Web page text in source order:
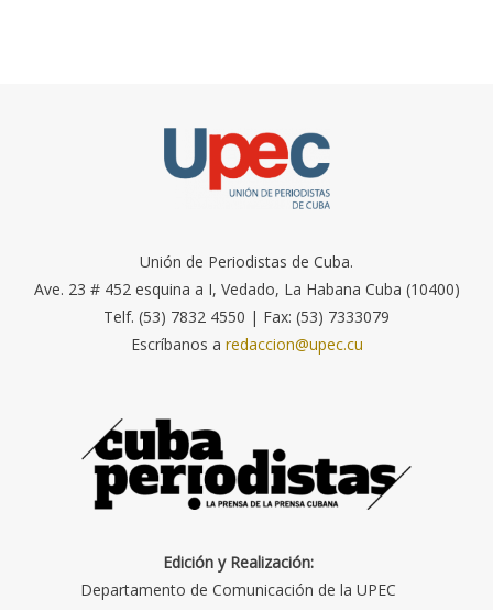
Unión de Periodistas de Cuba.
Ave. 23 # 452 esquina a I, Vedado, La Habana Cuba (10400)
Telf. (53) 7832 4550 | Fax: (53) 7333079
Escríbanos a redaccion@upec.cu
Edición y Realización:
Departamento de Comunicación de la UPEC